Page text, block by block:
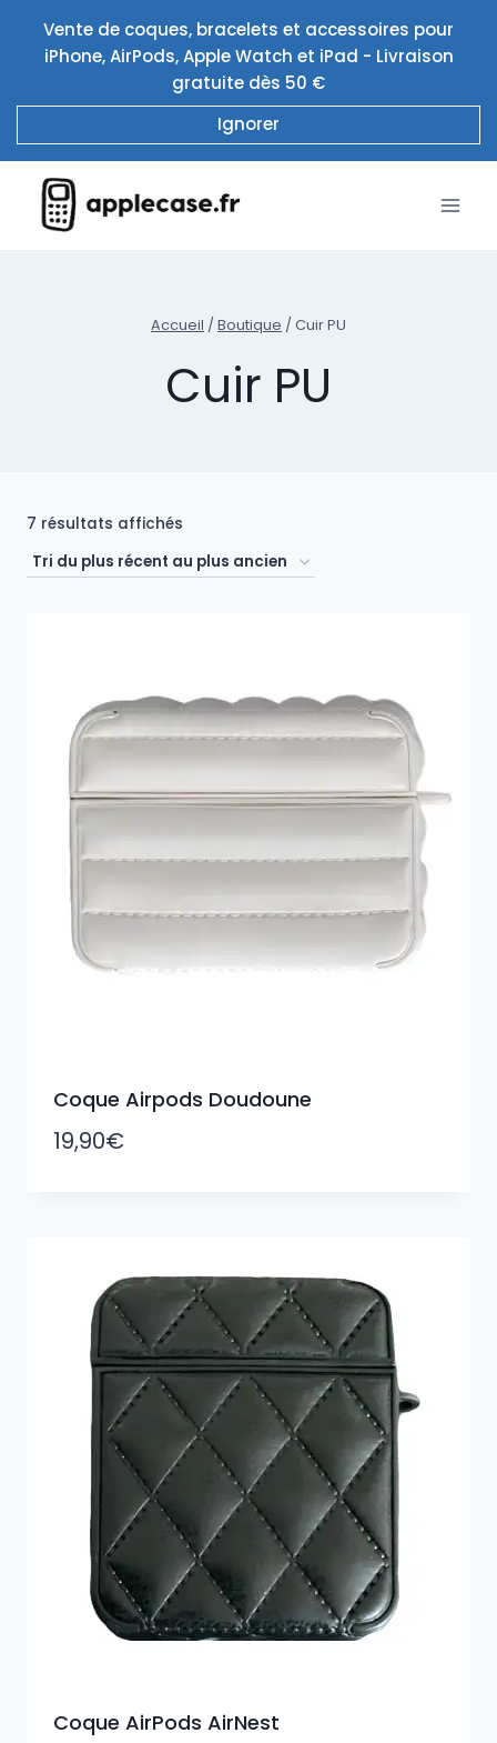
contenu
Vente de coques, bracelets et accessoires pour
iPhone, AirPods, Apple Watch et iPad - Livraison
gratuite dès 50 €
Ignorer
Accueil / Boutique / Cuir PU
Cuir PU
7 résultats affichés
du
ancien
Coque Airpods Doudoune
19,90€
Coque AirPods AirNest